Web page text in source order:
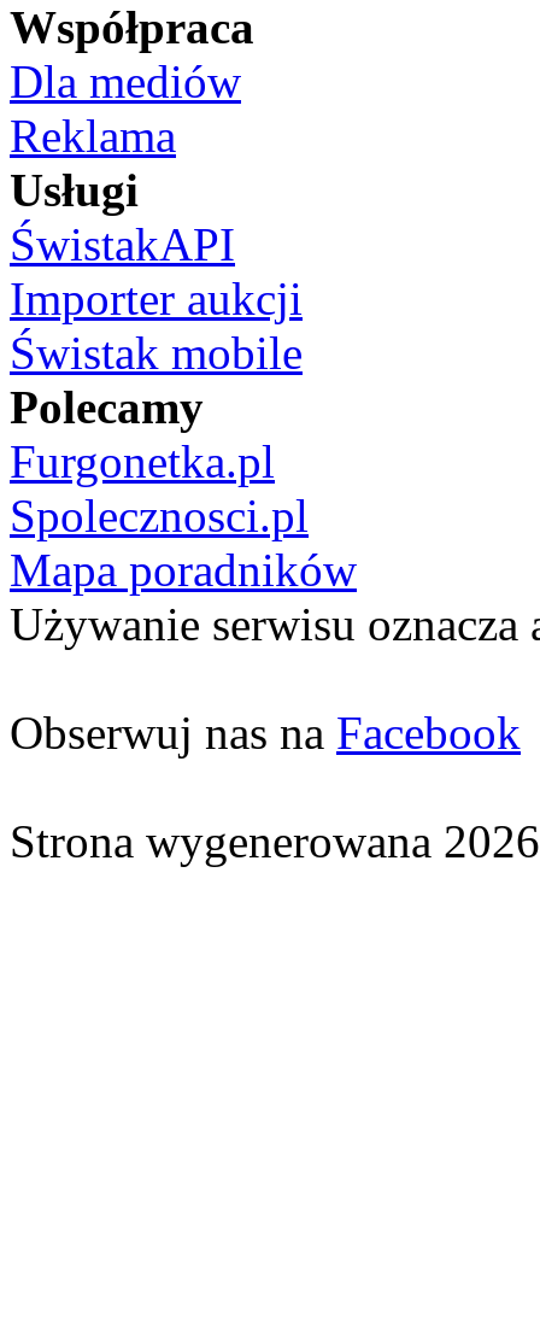
Współpraca
Dla mediów
Reklama
Usługi
ŚwistakAPI
Importer aukcji
Świstak mobile
Polecamy
Furgonetka.pl
Spolecznosci.pl
Mapa poradników
Używanie serwisu oznacza
Obserwuj nas na Facebook
Strona wygenerowana